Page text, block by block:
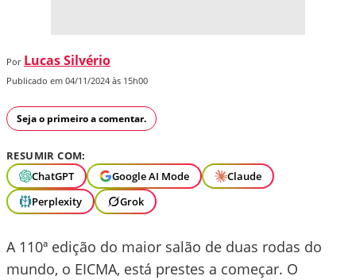
Por Lucas Silvério
Publicado em 04/11/2024 às 15h00
Seja o primeiro a comentar.
RESUMIR COM:
ChatGPT
Google AI Mode
Claude
Perplexity
Grok
A 110ª edição do maior salão de duas rodas do
mundo, o EICMA, está prestes a começar. O